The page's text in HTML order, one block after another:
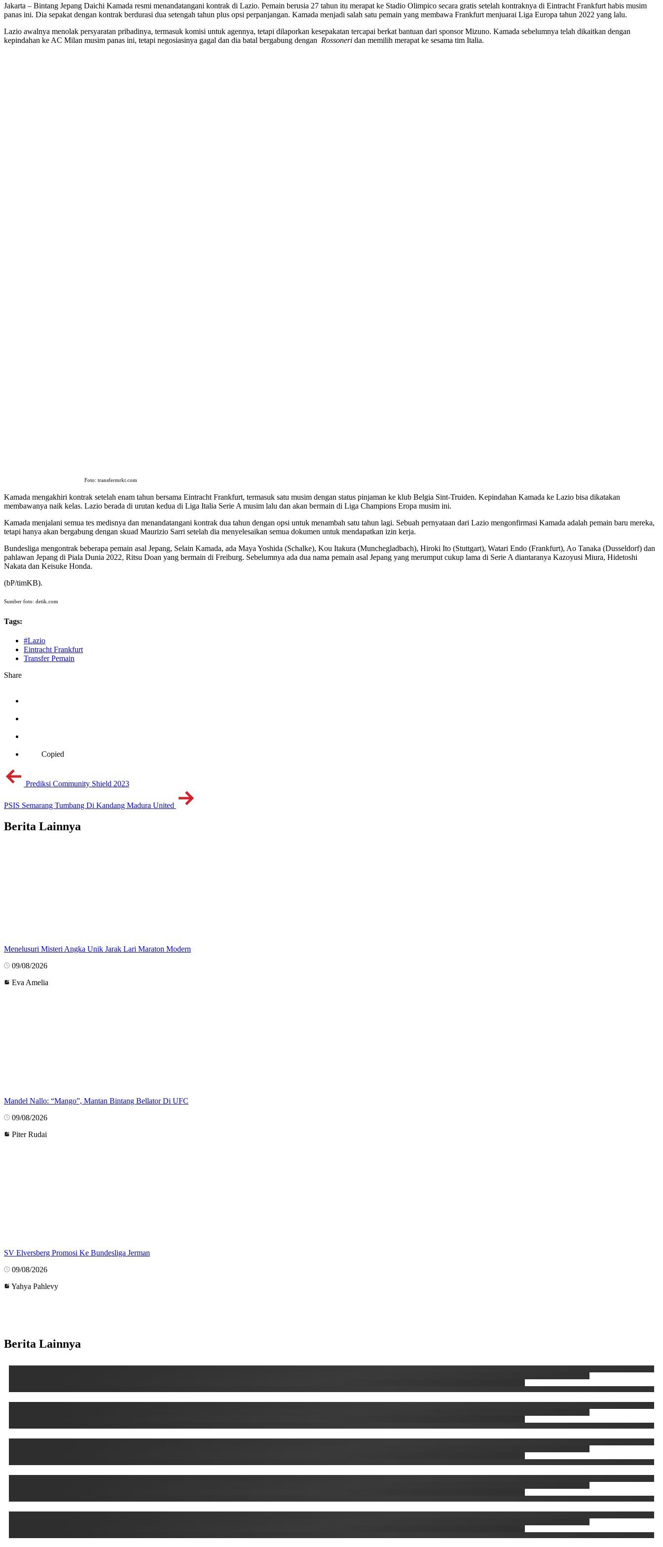
Jakarta – Bintang Jepang Daichi Kamada resmi menandatangani kontrak di Lazio. Pemain berusia 27 tahun itu merapat ke Stadio Olimpico secara gratis setelah kontraknya di Eintracht Frankfurt habis musim
panas ini. Dia sepakat dengan kontrak berdurasi dua setengah tahun plus opsi perpanjangan. Kamada menjadi salah satu pemain yang membawa Frankfurt menjuarai Liga Europa tahun 2022 yang lalu.
Lazio awalnya menolak persyaratan pribadinya, termasuk komisi untuk agennya, tetapi dilaporkan kesepakatan tercapai berkat bantuan dari sponsor Mizuno. Kamada sebelumnya telah dikaitkan dengan
kepindahan ke AC Milan musim panas ini, tetapi negosiasinya gagal dan dia batal bergabung dengan Rossoneri dan memilih merapat ke sesama tim Italia.
Foto: transfermrkt.com
Kamada mengakhiri kontrak setelah enam tahun bersama Eintracht Frankfurt, termasuk satu musim dengan status pinjaman ke klub Belgia Sint-Truiden. Kepindahan Kamada ke Lazio bisa dikatakan
membawanya naik kelas. Lazio berada di urutan kedua di Liga Italia Serie A musim lalu dan akan bermain di Liga Champions Eropa musim ini.
Kamada menjalani semua tes medisnya dan menandatangani kontrak dua tahun dengan opsi untuk menambah satu tahun lagi. Sebuah pernyataan dari Lazio mengonfirmasi Kamada adalah pemain baru mereka,
tetapi hanya akan bergabung dengan skuad Maurizio Sarri setelah dia menyelesaikan semua dokumen untuk mendapatkan izin kerja.
Bundesliga mengontrak beberapa pemain asal Jepang, Selain Kamada, ada Maya Yoshida (Schalke), Kou Itakura (Munchegladbach), Hiroki Ito (Stuttgart), Watari Endo (Frankfurt), Ao Tanaka (Dusseldorf) dan
pahlawan Jepang di Piala Dunia 2022, Ritsu Doan yang bermain di Freiburg. Sebelumnya ada dua nama pemain asal Jepang yang merumput cukup lama di Serie A diantaranya Kazoyusi Miura, Hidetoshi
Nakata dan Keisuke Honda.
(bP/timKB).
Sumber foto: detik.com
Tags:
#Lazio
Eintracht Frankfurt
Transfer Pemain
Share
Copied
Prediksi Community Shield 2023
PSIS Semarang Tumbang Di Kandang Madura United
Berita Lainnya
Menelusuri Misteri Angka Unik Jarak Lari Maraton Modern
09/08/2026
Eva Amelia
Mandel Nallo: “Mango”, Mantan Bintang Bellator Di UFC
09/08/2026
Piter Rudai
SV Elversberg Promosi Ke Bundesliga Jerman
09/08/2026
Yahya Pahlevy
Berita Lainnya